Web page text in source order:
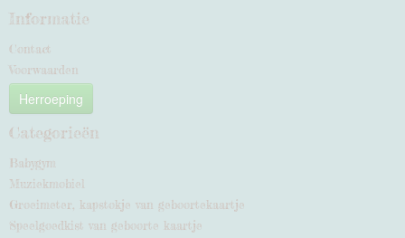
Informatie
Contact
Voorwaarden
Herroeping
Categorieën
Babygym
Muziekmobiel
Groeimeter, kapstokje van geboortekaartje
Speelgoedkist van geboorte kaartje